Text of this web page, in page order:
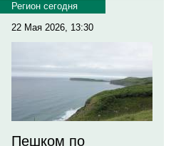
Регион сегодня
22 Мая 2026, 13:30
Пешком по